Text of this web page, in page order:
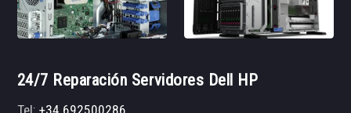
24/7 Reparación Servidores Dell HP
Tel:+34 692500286